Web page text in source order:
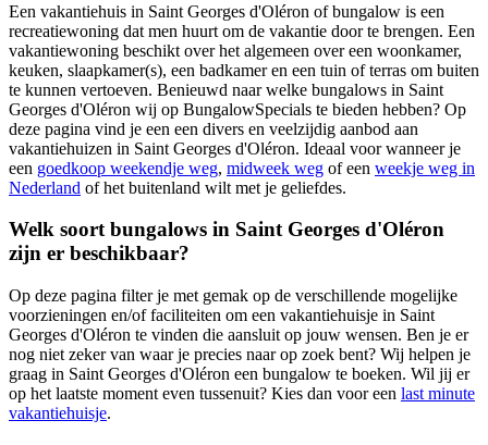
Een vakantiehuis in Saint Georges d'Oléron of bungalow is een
recreatiewoning dat men huurt om de vakantie door te brengen. Een
vakantiewoning beschikt over het algemeen over een woonkamer,
keuken, slaapkamer(s), een badkamer en een tuin of terras om buiten
te kunnen vertoeven. Benieuwd naar welke bungalows in Saint
Georges d'Oléron wij op BungalowSpecials te bieden hebben? Op
deze pagina vind je een een divers en veelzijdig aanbod aan
vakantiehuizen in Saint Georges d'Oléron. Ideaal voor wanneer je
een goedkoop weekendje weg, midweek weg of een weekje weg in
Nederland of het buitenland wilt met je geliefdes.
Welk soort bungalows in Saint Georges d'Oléron
zijn er beschikbaar?
Op deze pagina filter je met gemak op de verschillende mogelijke
voorzieningen en/of faciliteiten om een vakantiehuisje in Saint
Georges d'Oléron te vinden die aansluit op jouw wensen. Ben je er
nog niet zeker van waar je precies naar op zoek bent? Wij helpen je
graag in Saint Georges d'Oléron een bungalow te boeken. Wil jij er
op het laatste moment even tussenuit? Kies dan voor een last minute
vakantiehuisje.